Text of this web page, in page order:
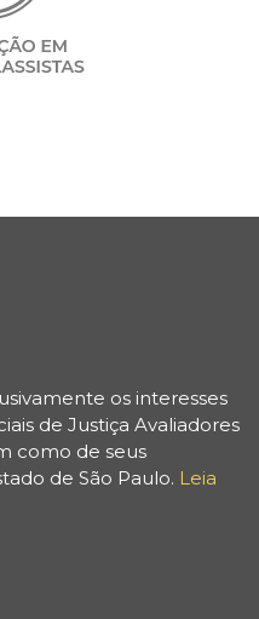
os interesses
de Justiça Avaliadores
como de seus
de São Paulo. Leia